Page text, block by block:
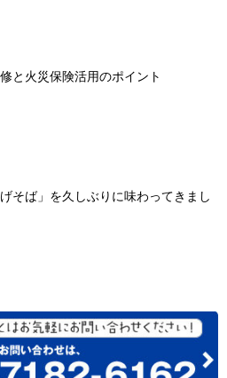
と火災保険活用のポイント
そば」を久しぶりに味わってきまし